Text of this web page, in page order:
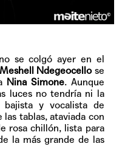
se colgó ayer en el
Meshell Ndegeocellose
Nina Simone. Aunque
luces no tendría ni la
bajista y vocalista de
tablas, ataviada con
rosa chillón, lista para
la más grande de las